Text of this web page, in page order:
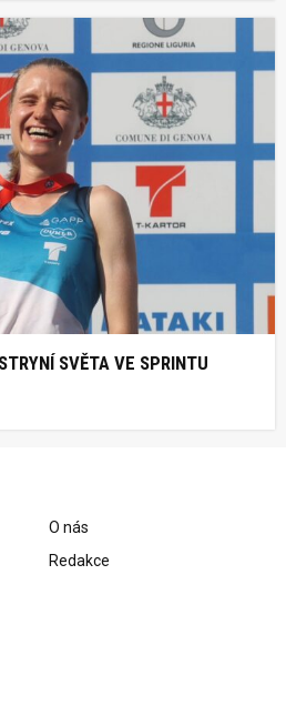
SVĚTA VE SPRINTU
O nás
Redakce